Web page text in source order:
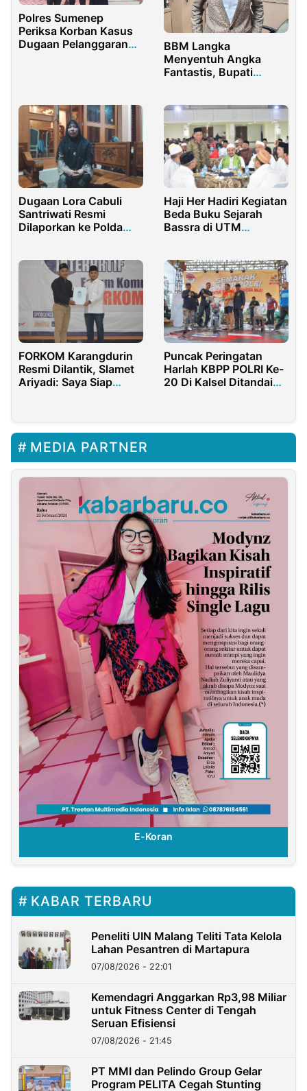
Polres Sumenep
Periksa Korban Kasus
Dugaan Pelanggaran
BBM Langka
Menyentuh Angka
Fantastis, Bupati
Dugaan Lora Cabuli
Santriwati Resmi
Dilaporkan ke Polda
Pelaku
Haji Her Hadiri Kegiatan
Beda Buku Sejarah
Bassra di UTM
FORKOM Karangdurin
Resmi Dilantik, Slamet
Ariyadi: Saya Siap
Puncak Peringatan
Harlah KBPP POLRI Ke-
20 Di Kalsel Ditandai
MEDIA PARTNER
E-Koran
KABAR TERBARU
Peneliti UIN Malang Teliti Tata Kelola
Lahan Pesantren di Martapura
07/08/2026 - 22:01
Kemendagri Anggarkan Rp3,98 Miliar
untuk Fitness Center di Tengah
Seruan Efisiensi
07/08/2026 - 21:45
PT MMI dan Pelindo Group Gelar
Program PELITA Cegah Stunting